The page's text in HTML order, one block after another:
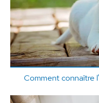
Comment connaître